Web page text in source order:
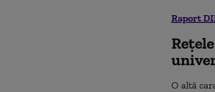
Raport
O altă